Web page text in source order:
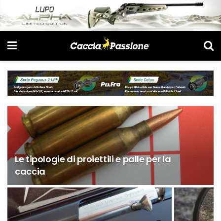
Le tipologie di proiettili e palle per la
caccia